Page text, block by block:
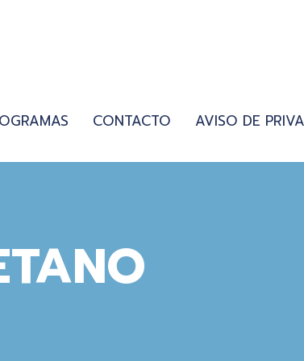
CONTACTO AVISO DE